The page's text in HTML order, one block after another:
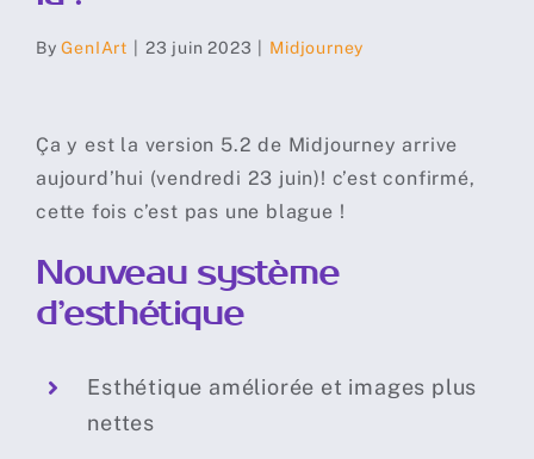
ByGenIArt 23 juin 2023 Midjourney
Ça y est la version 5.2 de Midjourney arrive
aujourd’hui (vendredi 23 juin)! c’est confirmé,
cette fois c’est pas une blague !
Nouveau système
d’esthétique
Esthétique améliorée et images plus
nettes